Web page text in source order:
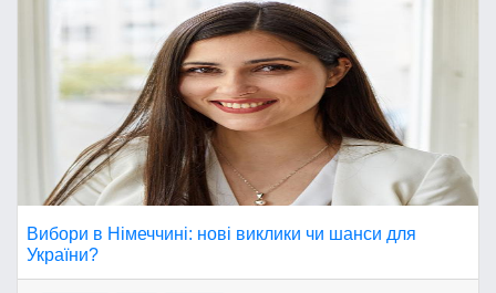
Вибори в Німеччині: нові виклики чи шанси для
України?